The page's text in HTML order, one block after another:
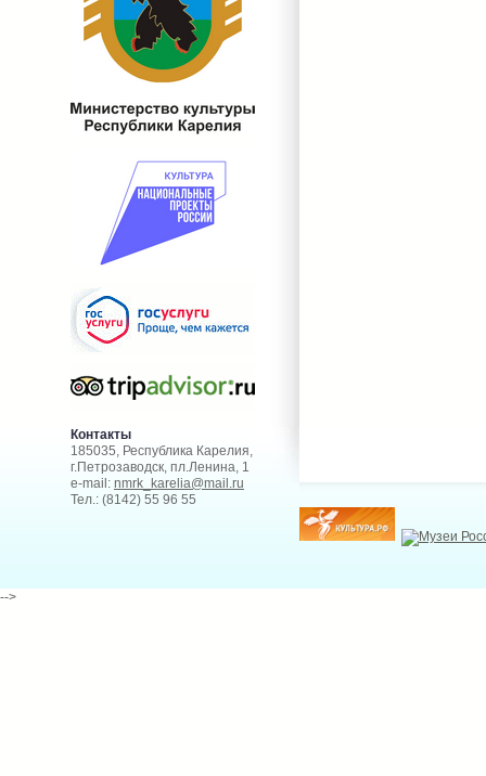
Контакты
185035, Республика Карелия,
г.Петрозаводск, пл.Ленина, 1
e-mail: nmrk_karelia@mail.ru
Тел.: (8142) 55 96 55
-->